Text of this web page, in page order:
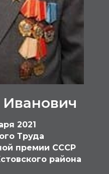
2021
Труда
премии СССР
района